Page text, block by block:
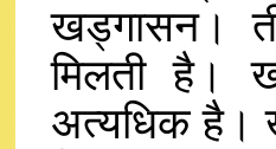
खड्गासन।
मिलती है।
अत्यधिक है।